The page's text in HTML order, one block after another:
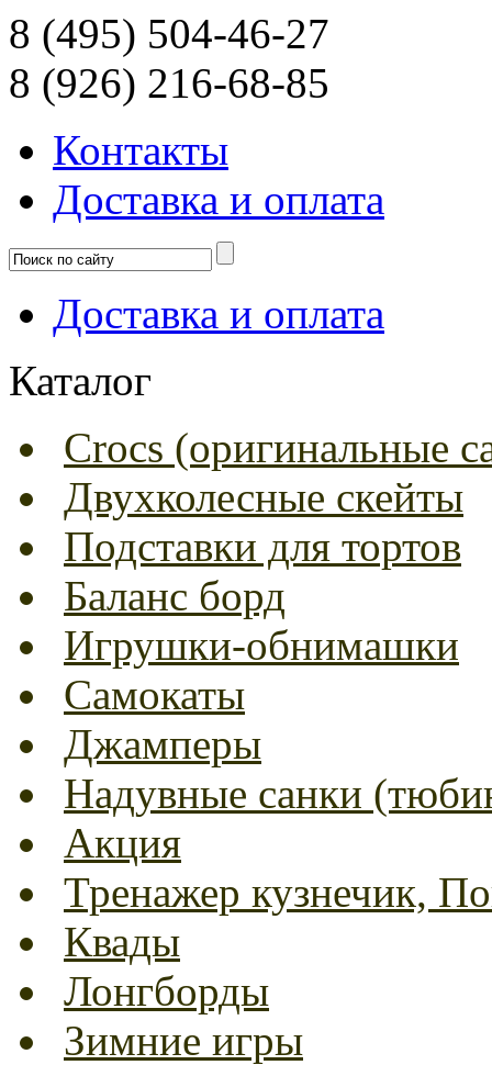
8 (495) 504-46-27
8 (926) 216-68-85
Контакты
Доcтавка и оплата
Доcтавка и оплата
Каталог
Crocs (оригинальные
Двухколесные скейты
Подставки для тортов
Баланс борд
Игрушки-обнимашки
Самокаты
Джамперы
Надувные санки
Акция
Тренажер кузнечик,
Квады
Лонгборды
Зимние игры